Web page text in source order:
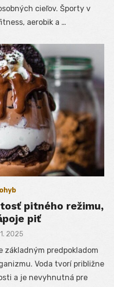
cieľov. Športy v
aerobik a …
pitného režimu,
piť
2025
základným predpokladom
Voda tvorí približne
a je nevyhnutná pre